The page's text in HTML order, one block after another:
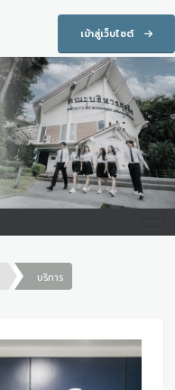
เข้าสู่เว็บไซต์
บริการ